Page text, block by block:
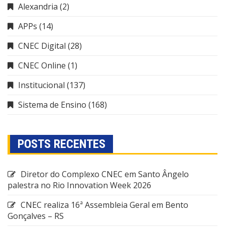
Alexandria (2)
APPs (14)
CNEC Digital (28)
CNEC Online (1)
Institucional (137)
Sistema de Ensino (168)
POSTS RECENTES
Diretor do Complexo CNEC em Santo Ângelo
palestra no Rio Innovation Week 2026
CNEC realiza 16ª Assembleia Geral em Bento
Gonçalves – RS